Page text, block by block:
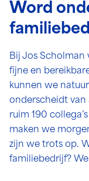
Word
Bij Jos
fijne en
kunnen we
onderscheidt van
ruim 190
maken we
zijn we trots op.
familiebedrijf?